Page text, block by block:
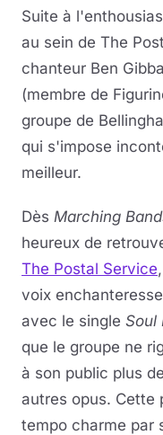
Suite à
au sein de The
chanteur Ben
(membre de
groupe de
qui s'impose
meilleur.
Dès Marching
heureux de
The Postal Service
voix
avec le single Soul
que le groupe ne
à son public plus
autres opus. Cette
tempo charme par